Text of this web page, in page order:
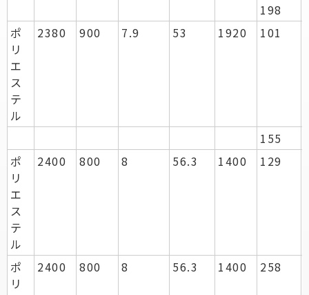
198
ポ
リ
エ
ス
テ
ル
2380 900 7.9 53 1920 101
155
ポ
リ
エ
ス
テ
ル
2400 800 8 56.3 1400 129
ポ
リ
2400 800 8 56.3 1400 258